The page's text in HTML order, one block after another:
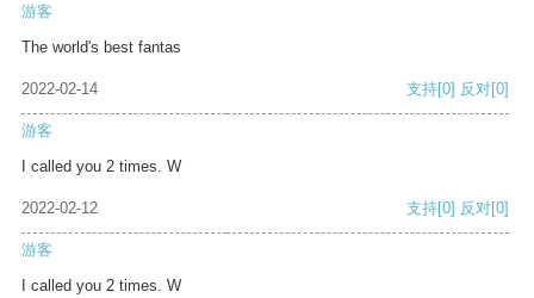
游客
The world's best fantas
2022-02-14 支持[0] 反对[0]
游客
I called you 2 times. W
2022-02-12 支持[0] 反对[0]
游客
I called you 2 times. W